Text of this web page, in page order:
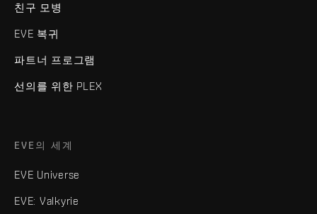
친구 모병
EVE 복귀
파트너 프로그램
선의를 위한 PLEX
EVE의 세계
EVE Universe
EVE: Valkyrie